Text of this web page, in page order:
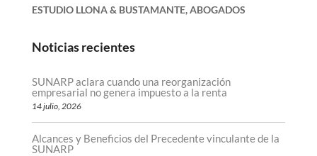
ESTUDIO LLONA & BUSTAMANTE, ABOGADOS
Noticias recientes
SUNARP aclara cuando una reorganización
empresarial no genera impuesto a la renta
14 julio, 2026
Alcances y Beneficios del Precedente vinculante de la
SUNARP